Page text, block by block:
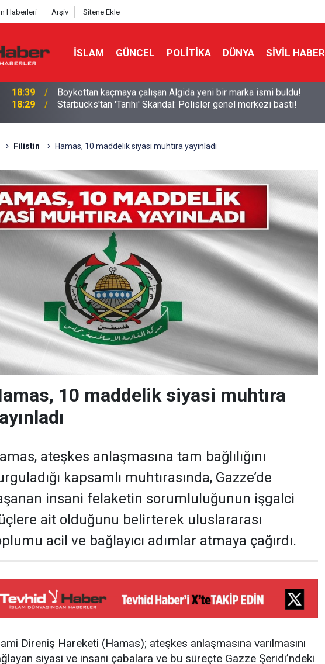
Haberleri Arşiv Sitene Ekle
İSLAM GÜNCEL POLITIKA DÜNYA SIVIL HABER
18:29 Starbucks'tan 'Tarihi' Skandal: Polisler genel merkezi bastı!
Filistin Hamas, 10 maddelik siyasi muhtıra yayınladı
10 maddelik siyasi muhtıra
ateşkes anlaşmasına tam bağlılığını
kapsamlı muhtırasında, Gazze’de
insani felaketin sorumluluğunun işgalci
ait olduğunu belirterek uluslararası
acil ve bağlayıcı adımlar atmaya çağırdı.
Direniş Hareketi (Hamas); ateşkes anlaşmasına varılmasını
siyasi ve insani çabalara ve bu süreçte Gazze Şeridi’ndeki